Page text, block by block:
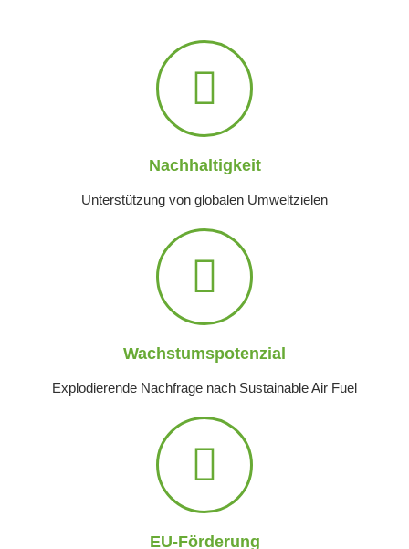
Nachhaltigkeit
Unterstützung von globalen Umweltzielen
Wachstumspotenzial
Explodierende Nachfrage nach Sustainable Air Fuel
EU-Förderung